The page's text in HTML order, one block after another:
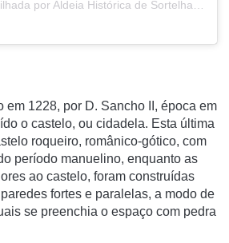
Uma publicação partilhada por Aldeia Histórica de Sortelha (@aldeia_de_sortelha)
em 1228, por D. Sancho II, época em
o castelo, ou cidadela. Esta última
roqueiro, românico-gótico, com
período manuelino, enquanto as
ao castelo, foram construídas
fortes e paralelas, a modo de
se preenchia o espaço com pedra